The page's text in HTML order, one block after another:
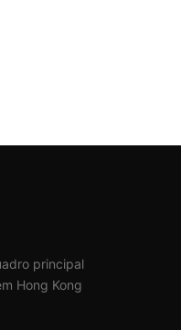
principal
Hong Kong